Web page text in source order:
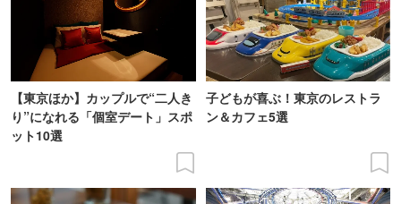
【東京ほか】カップルで“二人き
り”になれる「個室デート」スポ
ット10選
子どもが喜ぶ！東京のレストラ
ン＆カフェ5選